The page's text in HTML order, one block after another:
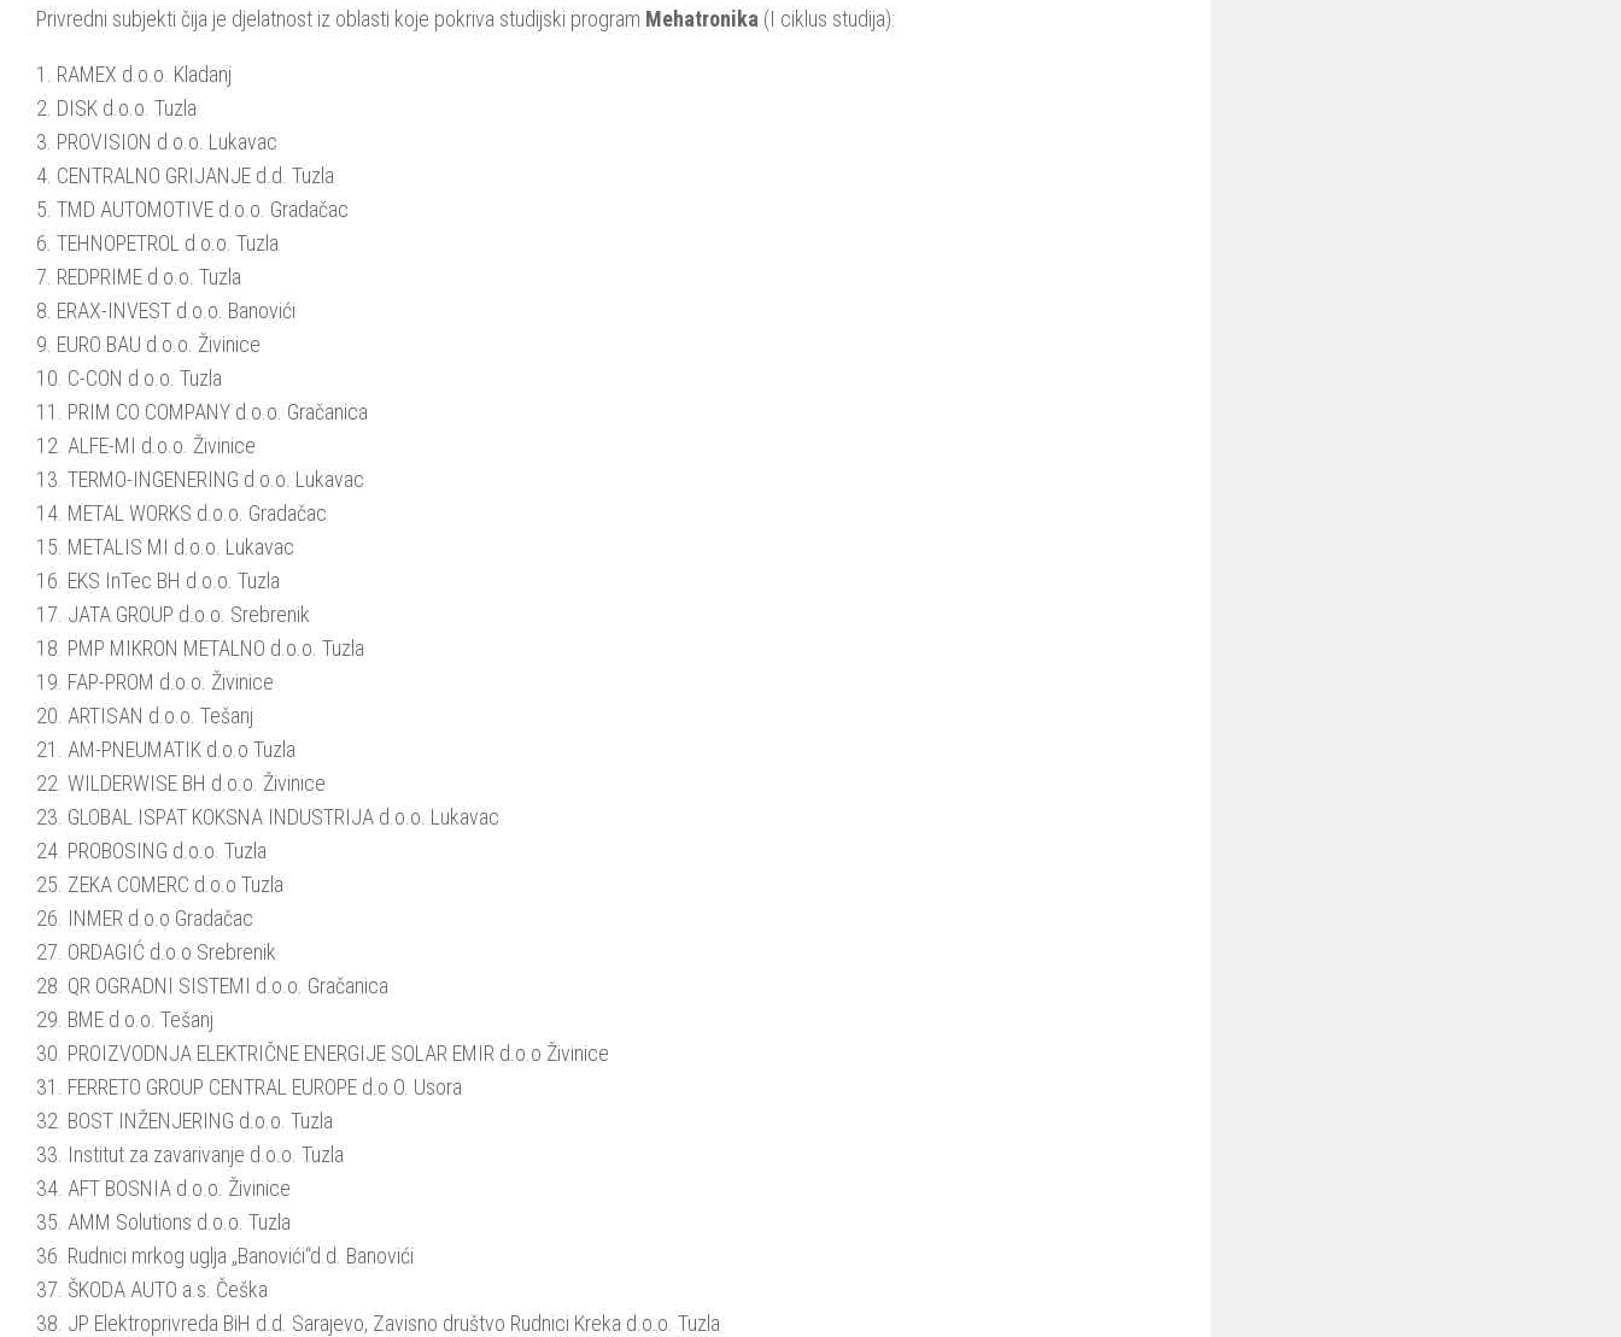
Privredni subjekti čija je djelatnost iz oblasti koje pokriva studijski program Mehatronika (I ciklus studija):
1. RAMEX d.o.o. Kladanj
2. DISK d.o.o. Tuzla
3. PROVISION d.o.o. Lukavac
4. CENTRALNO GRIJANJE d.d. Tuzla
5. TMD AUTOMOTIVE d.o.o. Gradačac
6. TEHNOPETROL d.o.o. Tuzla
7. REDPRIME d.o.o. Tuzla
8. ERAX-INVEST d.o.o. Banovići
9. EURO BAU d.o.o. Živinice
10. C-CON d.o.o. Tuzla
11. PRIM CO COMPANY d.o.o. Gračanica
12. ALFE-MI d.o.o. Živinice
13. TERMO-INGENERING d.o.o. Lukavac
14. METAL WORKS d.o.o. Gradačac
15. METALIS MI d.o.o. Lukavac
16. EKS InTec BH d.o.o. Tuzla
17. JATA GROUP d.o.o. Srebrenik
18. PMP MIKRON METALNO d.o.o. Tuzla
19. FAP-PROM d.o.o. Živinice
20. ARTISAN d.o.o. Tešanj
21. AM-PNEUMATIK d.o.o Tuzla
22. WILDERWISE BH d.o.o. Živinice
23. GLOBAL ISPAT KOKSNA INDUSTRIJA d.o.o. Lukavac
24. PROBOSING d.o.o. Tuzla
25. ZEKA COMERC d.o.o Tuzla
26. INMER d.o.o Gradačac
27. ORDAGIĆ d.o.o Srebrenik
28. QR OGRADNI SISTEMI d.o.o. Gračanica
29. BME d.o.o. Tešanj
30. PROIZVODNJA ELEKTRIČNE ENERGIJE SOLAR EMIR d.o.o Živinice
31. FERRETO GROUP CENTRAL EUROPE d.o.O. Usora
32. BOST INŽENJERING d.o.o. Tuzla
33. Institut za zavarivanje d.o.o. Tuzla
34. AFT BOSNIA d.o.o. Živinice
35. AMM Solutions d.o.o. Tuzla
36. Rudnici mrkog uglja „Banovići“d.d. Banovići
37. ŠKODA AUTO a.s. Češka
38. JP Elektroprivreda BiH d.d. Sarajevo, Zavisno društvo Rudnici Kreka d.o.o. Tuzla